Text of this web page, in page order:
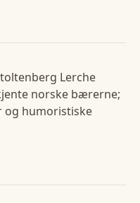
Lerche
norske bærerne;
og humoristiske